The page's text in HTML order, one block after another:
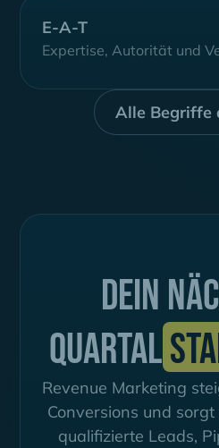
E-A-T
Expertise, Autorität und
Alle Begriffe
Dein
Quartal
Revenue Marketing
Conversions und
qualifizierte Leads,